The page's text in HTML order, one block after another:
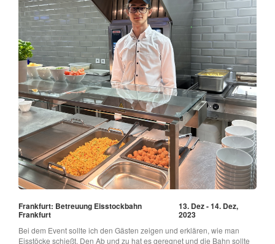
Frankfurt: Betreuung Eisstockbahn
Frankfurt
13. Dez - 14. Dez,
2023
Bei dem Event sollte ich den Gästen zeigen und erklären, wie man
Eisstöcke schießt. Den Ab und zu hat es geregnet und die Bahn sollte